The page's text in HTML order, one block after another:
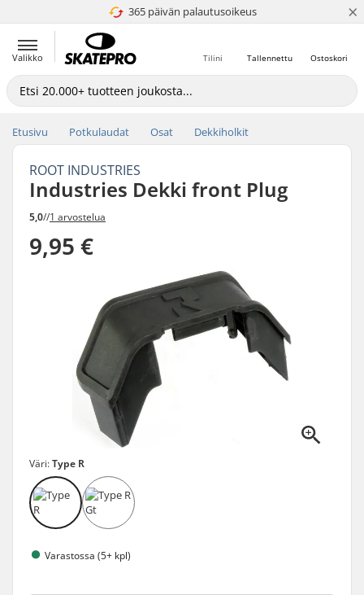
365 päivän palautusoikeus
4.8 / 5 ×
Valikko Ostoskori
Tallennettu
Tilini
Etusivu Potkulaudat Osat Dekkiholkit
ROOT INDUSTRIES
Industries Dekki front Plug
5,0//1 arvostelua
9,95 €
Väri:Type R
Varastossa (5+ kpl)